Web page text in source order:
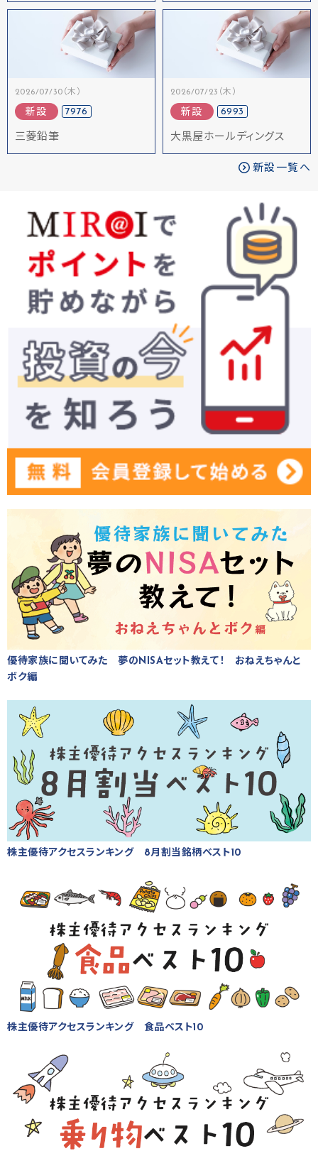
2026/07/30（木）
新設 7976
三菱鉛筆
2026/07/23（木）
新設 6993
大黒屋ホールディングス
新設一覧へ
優待家族に聞いてみた 夢のNISAセット教えて！ おねえちゃんと
ボク編
株主優待アクセスランキング 8月割当銘柄ベスト10
株主優待アクセスランキング 食品ベスト10